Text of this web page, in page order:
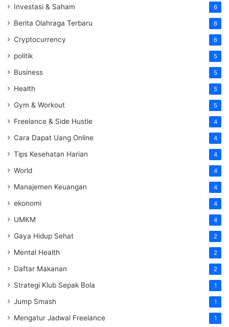
Investasi & Saham 6
Berita Olahraga Terbaru 6
Cryptocurrency 6
politik 5
Business 5
Health 5
Gym & Workout 5
Freelance & Side Hustle 4
Cara Dapat Uang Online 4
Tips Kesehatan Harian 4
World 4
Manajemen Keuangan 4
ekonomi 4
UMKM 4
Gaya Hidup Sehat 2
Mental Health 2
Daftar Makanan 2
Strategi Klub Sepak Bola 1
Jump Smash 1
Mengatur Jadwal Freelance 1